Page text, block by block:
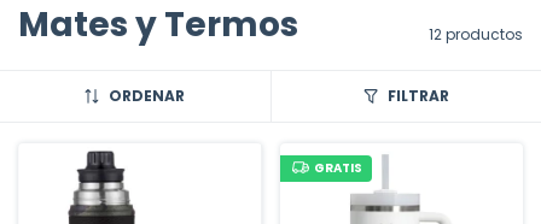
Mates y Termos 12 productos
ORDENAR FILTRAR
GRATIS